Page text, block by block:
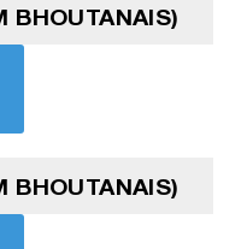
BHOUTANAIS)
BHOUTANAIS)